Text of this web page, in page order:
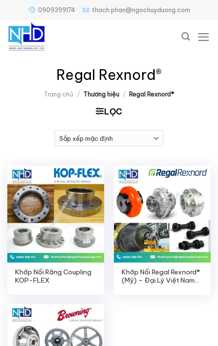
nội
dung
0909399174 thach.phan@ngochuyduong.com
Regal Rexnord®
Trang chủ / Thương hiệu / Regal Rexnord®
LỌC
Khớp Nối Răng Coupling
KOP-FLEX
Khớp Nối Regal Rexnord®
(Mỹ) – Đại Lý Việt Nam